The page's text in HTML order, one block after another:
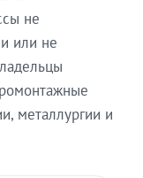
не
или не
металлургии и